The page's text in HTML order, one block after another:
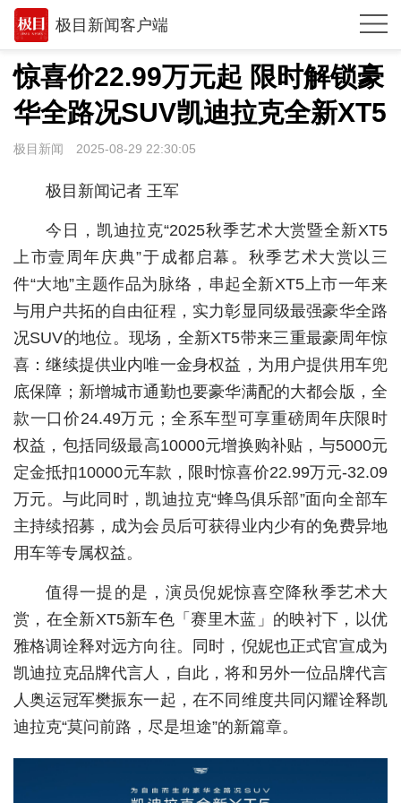
极目新闻客户端
推荐
观点
时政
世相
环球
专题
极客圈
经济
城建
科教
健康
悠游
相亲
汽车
房产
消费
创意
惊喜价22.99万元起 限时解锁豪
华全路况SUV凯迪拉克全新XT5
极目新闻 2025-08-29 22:30:05
极目新闻记者 王军
今日，凯迪拉克“2025秋季艺术大赏暨全新XT5
上市壹周年庆典”于成都启幕。秋季艺术大赏以三
件“大地”主题作品为脉络，串起全新XT5上市一年来
与用户共拓的自由征程，实力彰显同级最强豪华全路
况SUV的地位。现场，全新XT5带来三重最豪周年惊
喜：继续提供业内唯一金身权益，为用户提供用车兜
底保障；新增城市通勤也要豪华满配的大都会版，全
款一口价24.49万元；全系车型可享重磅周年庆限时
权益，包括同级最高10000元增换购补贴，与5000元
定金抵扣10000元车款，限时惊喜价22.99万元-32.09
万元。与此同时，凯迪拉克“蜂鸟俱乐部”面向全部车
主持续招募，成为会员后可获得业内少有的免费异地
用车等专属权益。
值得一提的是，演员倪妮惊喜空降秋季艺术大
赏，在全新XT5新车色「赛里木蓝」的映衬下，以优
雅格调诠释对远方向往。同时，倪妮也正式官宣成为
凯迪拉克品牌代言人，自此，将和另外一位品牌代言
人奥运冠军樊振东一起，在不同维度共同闪耀诠释凯
迪拉克“莫问前路，尽是坦途”的新篇章。